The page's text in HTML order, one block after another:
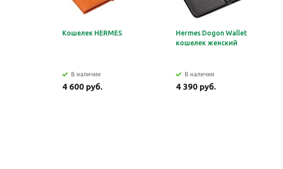
Кошелек HERMES
В наличии
4 600 руб.
Hermes Dogon Wallet
кошелек женский
В наличии
4 390 руб.